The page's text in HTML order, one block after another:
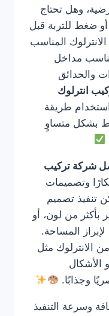
وهل تحتاج
أو ضغط للتربة قبل
المناسب
مداخل
والحدائق
انترلوك
طريقة
بشكل متساوٍ
شركة تركيب
وتصميمات
تنفيذ تصميم
بأكثر من لون، أو
المساحة.
الانترلوك مثل
الأشكال
وجذابًا.
وسرعة التنفيذ